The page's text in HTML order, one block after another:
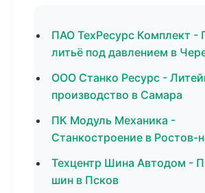
ПАО ТехРесурс Комплект -
литьё под давлением в
ООО Станко Ресурс -
производство в Самара
ПК Модуль Механика -
Станкостроение в Ростов-
Техцентр Шина Автодом -
шин в Псков